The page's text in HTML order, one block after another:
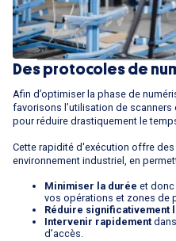
Des protocoles de
Afin d’optimiser la phase de
favorisons l’utilisation de
pour réduire drastiquement le
Cette rapidité d'exécution offre
environnement industriel, en
Minimiser la durée et
vos opérations et zones de
Réduire significativement
Intervenir rapidement
d’accès.